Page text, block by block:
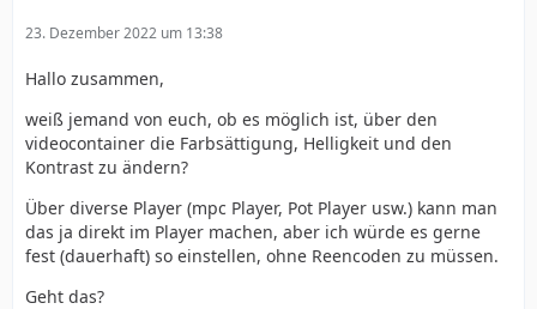
23. Dezember 2022 um 13:38
Hallo zusammen,
weiß jemand von euch, ob es möglich ist, über den
videocontainer die Farbsättigung, Helligkeit und den
Kontrast zu ändern?
Über diverse Player (mpc Player, Pot Player usw.) kann man
das ja direkt im Player machen, aber ich würde es gerne
fest (dauerhaft) so einstellen, ohne Reencoden zu müssen.
Geht das?